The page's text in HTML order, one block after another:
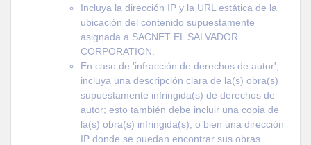
Incluya la dirección IP y la URL estática de la
ubicación del contenido supuestamente
asignada a SACNET EL SALVADOR
CORPORATION.
En caso de 'infracción de derechos de autor',
incluya una descripción clara de la(s) obra(s)
supuestamente infringida(s) de derechos de
autor; esto también debe incluir una copia de
la(s) obra(s) infringida(s), o bien una dirección
IP donde se puedan encontrar sus obras